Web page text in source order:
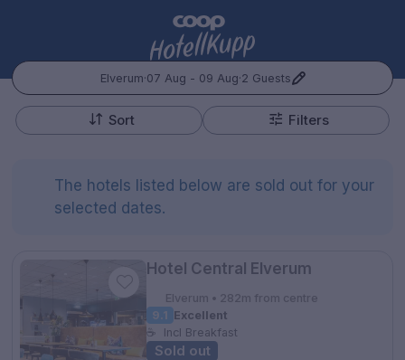
Elverum·07 Aug - 09 Aug·2 Guests
Popular Destinations:
Oslo
Trondheim
Hele Sverige
Sort Filters
+
−
The hotels listed below are sold out for your
selected dates.
Hotel Central Elverum
Elverum • 282m from centre
9.1 Excellent
☕
Incl Breakfast
Sold out
Kontakt oss Spørsmål og svarVilkårGift Vouchers
Personvernspolicy